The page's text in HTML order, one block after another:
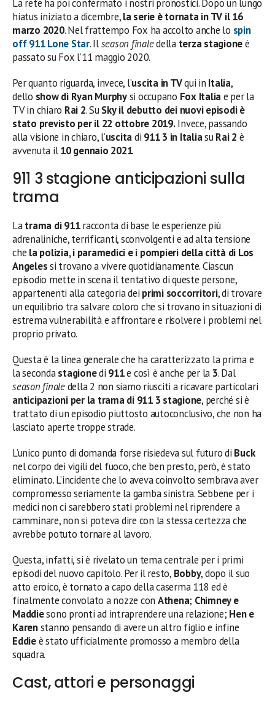
La rete ha poi confermato i nostri pronostici. Dopo un lungo
hiatus iniziato a dicembre,la serie è tornata in TV il 16
marzo 2020. Nel frattempo Fox ha accolto anche lo spin
off 911 Lone Star. Ilseason finaledella terza stagioneè
passato su Fox l’11 maggio 2020.
Per quanto riguarda, invece, l’uscita in TVqui in Italia,
dello show di Ryan Murphysi occupano Fox Italiae per la
TV in chiaro Rai 2. SuSky il debutto dei nuovi episodi è
stato previsto per il 22 ottobre 2019.Invece, passando
alla visione in chiaro, l’uscitadi 911 3 in ItaliasuRai 2 è
avvenuta il10 gennaio 2021.
911 3 stagione anticipazioni sulla
trama
Latrama di 911racconta di base le esperienze più
adrenaliniche, terrificanti, sconvolgenti e ad alta tensione
che la polizia, i paramedici e i pompieri della città di Los
Angelessi trovano a vivere quotidianamente. Ciascun
episodio mette in scena il tentativo di queste persone,
appartenenti alla categoria dei primi soccorritori, di trovare
un equilibrio tra salvare coloro che si trovano in situazioni di
estrema vulnerabilità e affrontare e risolvere i problemi nel
proprio privato.
Questa è la linea generale che ha caratterizzato la prima e
la secondastagionedi 911e così è anche per la 3. Dal
season finaledella 2 non siamo riusciti a ricavare particolari
anticipazioni per la trama di 911 3 stagione, perché si è
trattato di un episodio piuttosto autoconclusivo, che non ha
lasciato aperte troppe strade.
L’unico punto di domanda forse risiedeva sul futuro di Buck
nel corpo dei vigili del fuoco, che ben presto, però, è stato
eliminato. L’incidente che lo aveva coinvolto sembrava aver
compromesso seriamente la gamba sinistra. Sebbene per i
medici non ci sarebbero stati problemi nel riprendere a
camminare, non si poteva dire con la stessa certezza che
avrebbe potuto tornare al lavoro.
Questa, infatti, si è rivelato un tema centrale per i primi
episodi del nuovo capitolo. Per il resto, Bobby, dopo il suo
atto eroico, è tornato a capo della caserma 118 ed è
finalmente convolato a nozze con Athena; Chimney e
Maddiesono pronti ad intraprendere una relazione; Hen e
Karenstanno pensando di avere un altro figlio e infine
Eddieè stato ufficialmente promosso a membro della
squadra.
Cast, attori e personaggi